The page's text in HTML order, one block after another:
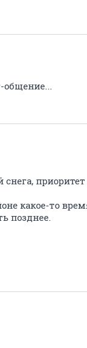
общение...
приоритет
какое-то
позднее.